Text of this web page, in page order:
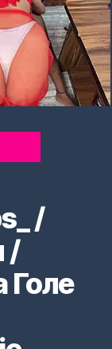
/
/
Голе